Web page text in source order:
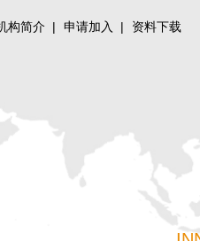
构简介 | 申请加入 | 资料下载